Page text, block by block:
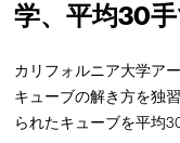
学、平均30
カリフォルニア大学ア
キューブの解き方を独
られたキューブを平均